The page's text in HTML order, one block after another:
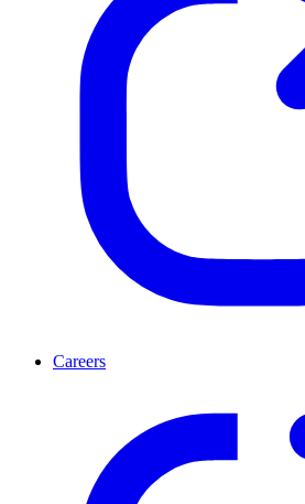
Careers